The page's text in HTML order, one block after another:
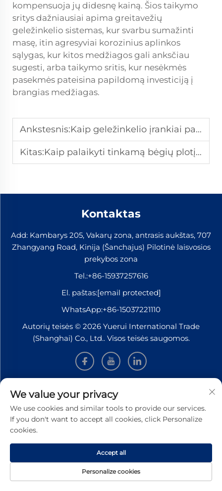
kompensuoja jų didesnę kainą. Šios taikymo
sritys dažniausiai apima greitavežių
geležinkelio sistemas, kur svarbu sumažinti
masę, itin agresyviai korozinius aplinkos
sąlygas, kur kitos medžiagos gali anksčiau
sugesti, arba taikymo sritis, kur nesėkmės
pasekmės pateisina papildomą investiciją į
brangias medžiagas.
Ankstesnis:Kaip geležinkelio įrankiai padeda užtikrinti saugą ir tikslumą keliais statant?
Kitas:Kaip palaikyti tinkamą bėgių plotį didelio greičio geležinkelių linijose?
Kontaktas
Add: Kambarys 205, Vakarų zona, antrasis aukštas, 707
Zhangyang Road, Kinija (Šanchajus) Pilotinė laisvosios
prekybos zona
Tel.:+86-15937257616
El. paštas:[email protected]
WhatsApp:+86-15037221110
Autorių teisės © 2026 Yuerui International Trade
(Shanghai) Co., Ltd.. Visos teisės saugomos.
INFORMACIJA
Užsiregistruokite, kad gautumėte mūsų savaitinį
naujienlaiškį
Pateikti
We value your privacy
We use cookies and similar tools to provide our services.
If you don't want to accept all cookies, click Personalize
cookies.
Personalize cookies
Accept all